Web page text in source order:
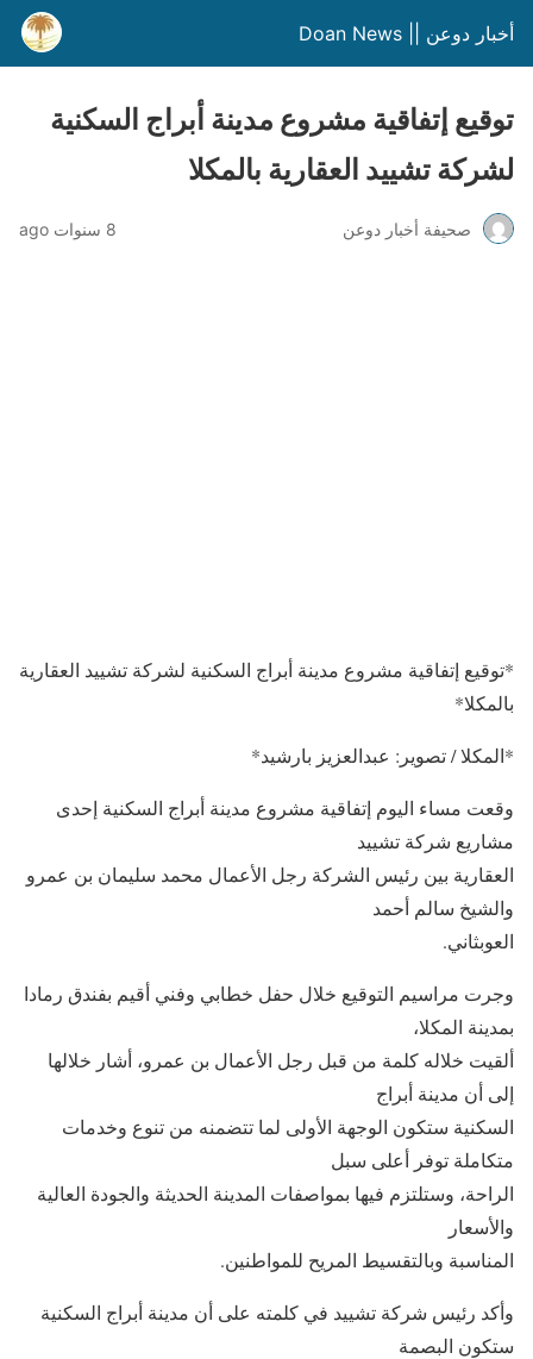
أخبار دوعن || Doan News
توقيع إتفاقية مشروع مدينة أبراج السكنية
لشركة تشييد العقارية بالمكلا
صحيفة أخبار دوعن 8 سنوات ago
*توقيع إتفاقية مشروع مدينة أبراج السكنية لشركة تشييد العقارية
بالمكلا*
*المكلا / تصوير: عبدالعزيز بارشيد*
وقعت مساء اليوم إتفاقية مشروع مدينة أبراج السكنية إحدى
مشاريع شركة تشييد
العقارية بين رئيس الشركة رجل الأعمال محمد سليمان بن عمرو
والشيخ سالم أحمد
العوبثاني.
وجرت مراسيم التوقيع خلال حفل خطابي وفني أقيم بفندق رمادا
بمدينة المكلا،
ألقيت خلاله كلمة من قبل رجل الأعمال بن عمرو، أشار خلالها
إلى أن مدينة أبراج
السكنية ستكون الوجهة الأولى لما تتضمنه من تنوع وخدمات
متكاملة توفر أعلى سبل
الراحة، وستلتزم فيها بمواصفات المدينة الحديثة والجودة العالية
والأسعار
المناسبة وبالتقسيط المريح للمواطنين.
وأكد رئيس شركة تشييد في كلمته على أن مدينة أبراج السكنية
ستكون البصمة